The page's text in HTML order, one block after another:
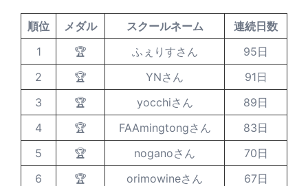
順位 メダル スクールネーム
連続日数
1
🏆 ふぇりすさん
95日
2
🏆 YNさん
91日
3
🏆 yocchiさん
89日
4
🏆 FAAmingtongさん
83日
5
🏆 noganoさん
70日
6
🏆 orimowineさん
67日